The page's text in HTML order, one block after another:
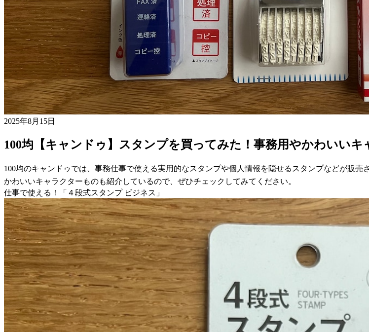
2025年8月15日
100均【キャンドゥ】スタンプを買ってみた！事務用やかわいい
100均のキャンドゥでは、事務仕事で使える実用的なスタンプや個人情報を隠せるスタンプなどが販
かわいいキャラクターものも紹介しているので、ぜひチェックしてみてください。
仕事で使える！「４段式スタンプ ビジネス」